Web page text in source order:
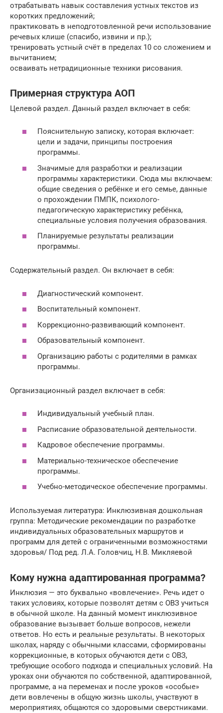
отрабатывать навык составления устных текстов из
коротких предложений;
практиковать в неподготовленной речи использование
речевых клише (спасибо, извини и пр.);
тренировать устный счёт в пределах 10 со сложением и
вычитанием;
осваивать нетрадиционные техники рисования.
Примерная структура АОП
Целевой раздел. Данный раздел включает в себя:
Пояснительную записку, которая включает:
цели и задачи, принципы построения
программы.
Значимые для разработки и реализации
программы характеристики. Сюда мы включаем:
общие сведения о ребёнке и его семье, данные
о прохождении ПМПК, психолого-
педагогическую характеристику ребёнка,
специальные условия получения образования.
Планируемые результаты реализации
программы.
Содержательный раздел. Он включает в себя:
Диагностический компонент.
Воспитательный компонент.
Коррекционно-развивающий компонент.
Образовательный компонент.
Организацию работы с родителями в рамках
программы.
Организационный раздел включает в себя:
Индивидуальный учебный план.
Расписание образовательной деятельности.
Кадровое обеспечение программы.
Материально-техническое обеспечение
программы.
Учебно-методическое обеспечение программы.
Используемая литература: Инклюзивная дошкольная
группа: Методические рекомендации по разработке
индивидуальных образовательных маршрутов и
программ для детей с ограниченными возможностями
здоровья/ Под ред. Л.А. Головчиц, Н.В. Микляевой
Кому нужна адаптированная программа?
Инклюзия — это буквально «вовлечение». Речь идет о
таких условиях, которые позволят детям с ОВЗ учиться
в обычной школе. На данный момент инклюзивное
образование вызывает больше вопросов, нежели
ответов. Но есть и реальные результаты. В некоторых
школах, наряду с обычными классами, сформированы
коррекционные, в которых обучаются дети с ОВЗ,
требующие особого подхода и специальных условий. На
уроках они обучаются по собственной, адаптированной,
программе, а на переменах и после уроков «особые»
дети вовлечены в общую жизнь школы, участвуют в
мероприятиях, общаются со здоровыми сверстниками.